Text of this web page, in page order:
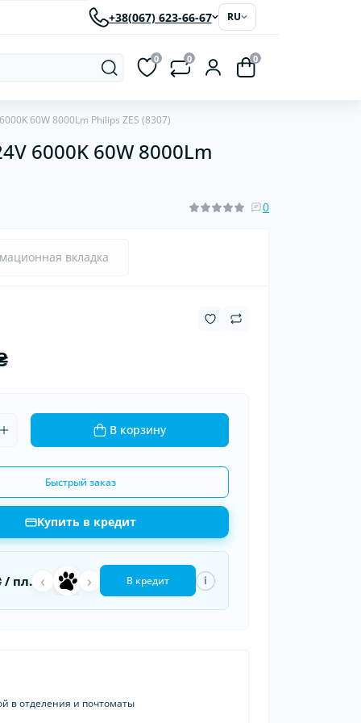
+38(067) 623-66-67 RU
шин
провода
0 0 0
60W 8000Lm Philips ZES (8307)
6000K 60W 8000Lm
0
вкладка
В корзину
Быстрый заказ
Купить в кредит
/ пл. ‹ › В кредит i
в отделения и почтоматы